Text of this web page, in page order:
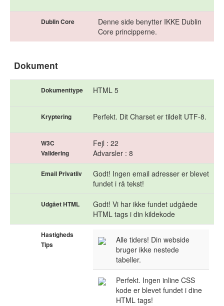
Dublin Core
Denne side benytter IKKE Dublin
Core principperne.
Dokument
Dokumenttype HTML 5
Kryptering Perfekt. Dit Charset er tildelt UTF-8.
W3C
Validering
Fejl : 22
Advarsler : 8
Email Privatliv
Godt! Ingen email adresser er blevet
fundet i rå tekst!
Udgået HTML
Godt! Vi har ikke fundet udgåede
HTML tags i din kildekode
Hastigheds
Tips
Alle tiders! Din webside
bruger ikke nestede
tabeller.
Perfekt. Ingen inline CSS
kode er blevet fundet i dine
HTML tags!